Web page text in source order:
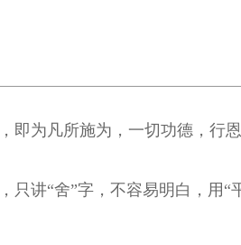
即为凡所施为，一切功德，行
只讲“舍”字，不容易明白，用